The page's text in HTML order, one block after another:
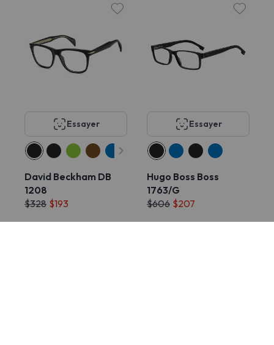
Essayer
David Beckham DB
1208
$328 $193
Essayer
Hugo Boss Boss
1763/G
$606 $207